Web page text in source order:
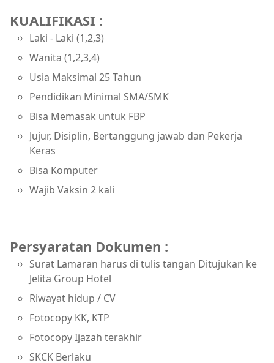
KUALIFIKASI :
Laki - Laki (1,2,3)
Wanita (1,2,3,4)
Usia Maksimal 25 Tahun
Pendidikan Minimal SMA/SMK
Bisa Memasak untuk FBP
Jujur, Disiplin, Bertanggung jawab dan Pekerja
Keras
Bisa Komputer
Wajib Vaksin 2 kali
Persyaratan Dokumen :
Surat Lamaran harus di tulis tangan Ditujukan ke
Jelita Group Hotel
Riwayat hidup / CV
Fotocopy KK, KTP
Fotocopy Ijazah terakhir
SKCK Berlaku